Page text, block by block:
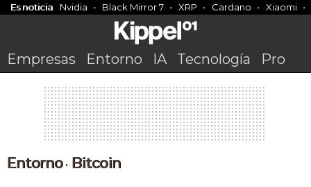
Es noticia Nvidia Black Mirror 7 XRP Cardano Xiaomi
Empresas Entorno IA Tecnología Pro
Entorno• Bitcoin